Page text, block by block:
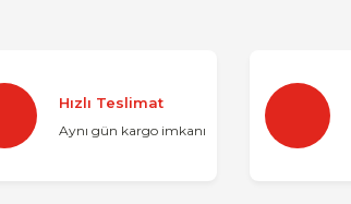
Hızlı Teslimat
Aynı gün kargo imkanı